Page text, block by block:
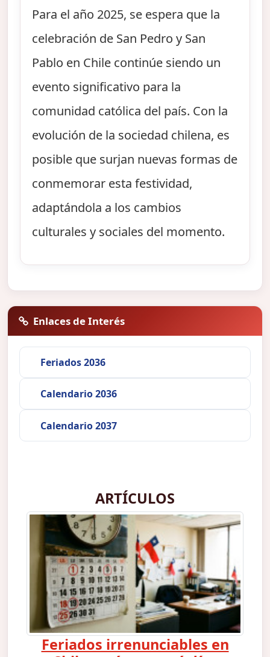
Para el año 2025, se espera que la
celebración de San Pedro y San
Pablo en Chile continúe siendo un
evento significativo para la
comunidad católica del país. Con la
evolución de la sociedad chilena, es
posible que surjan nuevas formas de
conmemorar esta festividad,
adaptándola a los cambios
culturales y sociales del momento.
Enlaces de Interés
Feriados 2036
Calendario 2036
Calendario 2037
ARTÍCULOS
Feriados irrenunciables en